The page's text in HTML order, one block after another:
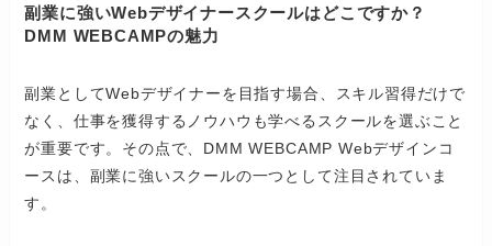
副業に強いWebデザイナースクールはどこですか？
DMM WEBCAMPの魅力
副業としてWebデザイナーを目指す場合、スキル習得だけで
なく、仕事を獲得するノウハウも学べるスクールを選ぶこと
が重要です。その点で、DMM WEBCAMP Webデザインコ
ースは、副業に強いスクールの一つとして注目されていま
す。